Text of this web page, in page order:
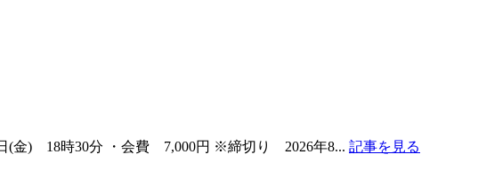
(金) 18時30分 ・会費 7,000円 ※締切り 2026年8... 記事を見る